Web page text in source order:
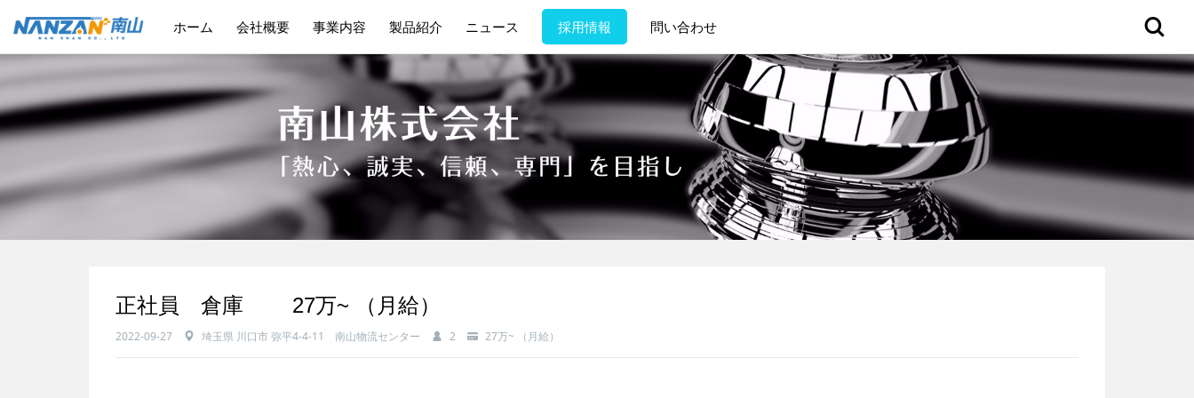
ホーム 会社概要 事業内容 製品紹介 ニュース 採用情報 問い合わせ
正社員 倉庫 27万~ （月給）
2022-09-27 埼玉県 川口市 弥平4-4-11 南山物流センター 2 27万~ （月給）